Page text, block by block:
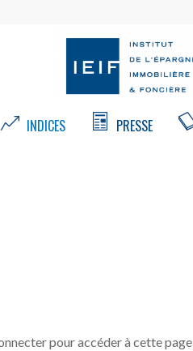
INDICES PRESSE
pour accéder à cette page,